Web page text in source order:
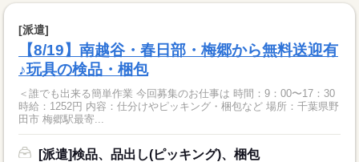
[派遣]
【8/19】南越谷・春日部・梅郷から無料送迎有
♪玩具の検品・梱包
＜誰でも出来る簡単作業 今回募集のお仕事は 時間：9：00〜17：30
時給：1252円 内容：仕分けやピッキング・梱包など 場所：千葉県野
田市 梅郷駅最寄...
[派遣]検品、品出し(ピッキング)、梱包